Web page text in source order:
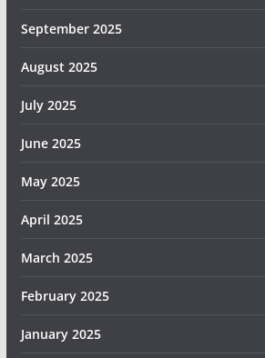
September 2025
August 2025
July 2025
June 2025
May 2025
April 2025
March 2025
February 2025
January 2025